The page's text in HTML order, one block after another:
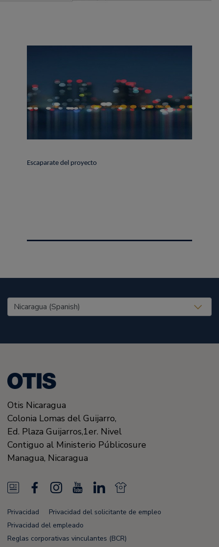
Escaparate del proyecto
United States (EN)
Otis Nicaragua
Colonia Lomas del Guijarro,
Ed. Plaza Guijarros,1er. Nivel
Contiguo al Ministerio Públicosure
Managua, Nicaragua
N
e
w
s
c
e
I
n
s
t
o
T
L
k
N
e
Privacidad
Privacidad del solicitante de empleo
Privacidad del empleado
Reglas corporativas vinculantes (BCR)